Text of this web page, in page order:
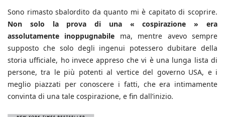
Sono rimasto sbalordito da quanto mi è capitato di scoprire.
Non solo la prova di una « cospirazione » era
assolutamente inoppugnabile ma, mentre avevo sempre
supposto che solo degli ingenui potessero dubitare della
storia ufficiale, ho invece appreso che vi è una lunga lista di
persone, tra le più potenti al vertice del governo USA, e i
meglio piazzati per conoscere i fatti, che era intimamente
convinta di una tale cospirazione, e fin dall’inizio.